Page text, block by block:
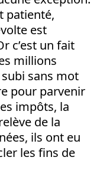
patienté,
est
c’est un fait
millions
subi sans mot
pour parvenir
impôts, la
de la
ils ont eu
les fins de